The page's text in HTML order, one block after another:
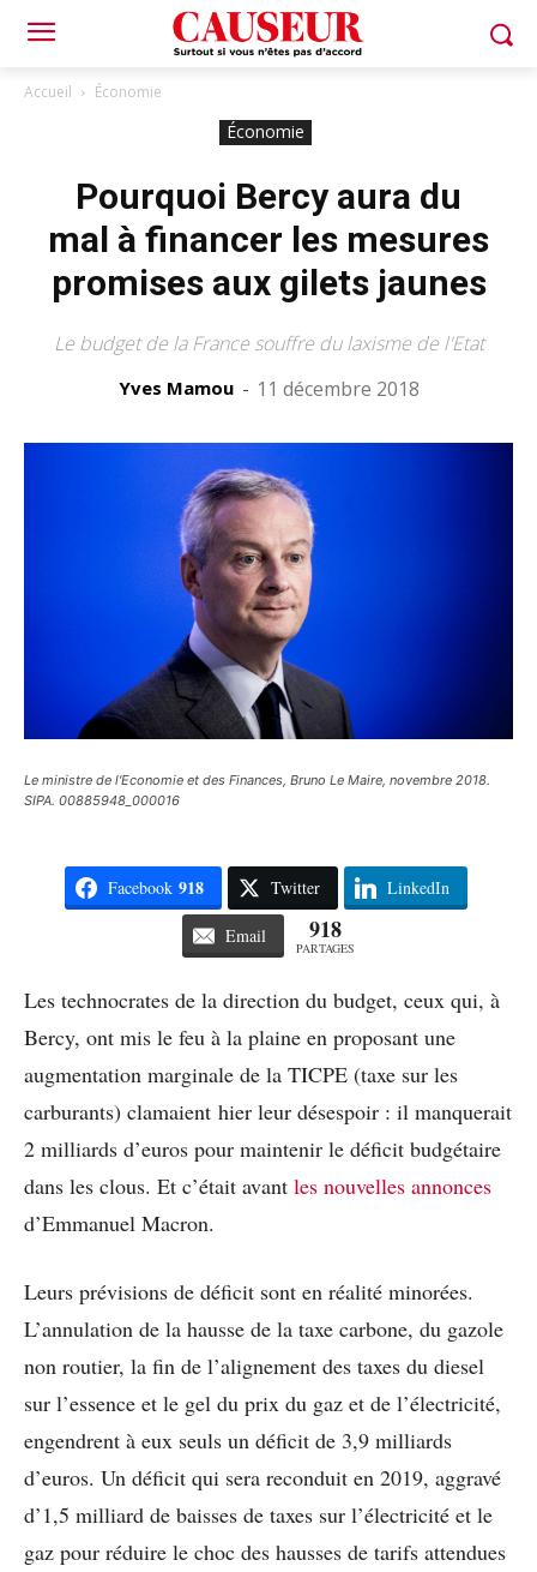
Accueil Économie
Économie
Pourquoi Bercy aura du
mal à financer les mesures
promises aux gilets jaunes
Le budget de la France souffre du laxisme de l'Etat
Yves Mamou - 11 décembre 2018
Le ministre de l'Economie et des Finances, Bruno Le Maire, novembre 2018.
SIPA. 00885948_000016
Facebook 918 Twitter LinkedIn
Email 918
PARTAGES
Les technocrates de la direction du budget, ceux qui, à
Bercy, ont mis le feu à la plaine en proposant une
augmentation marginale de la TICPE (taxe sur les
carburants) clamaient hier leur désespoir : il manquerait
2 milliards d’euros pour maintenir le déficit budgétaire
dans les clous. Et c’était avant les nouvelles annonces
d’Emmanuel Macron.
Leurs prévisions de déficit sont en réalité minorées.
L’annulation de la hausse de la taxe carbone, du gazole
non routier, la fin de l’alignement des taxes du diesel
sur l’essence et le gel du prix du gaz et de l’électricité,
engendrent à eux seuls un déficit de 3,9 milliards
d’euros. Un déficit qui sera reconduit en 2019, aggravé
d’1,5 milliard de baisses de taxes sur l’électricité et le
gaz pour réduire le choc des hausses de tarifs attendues